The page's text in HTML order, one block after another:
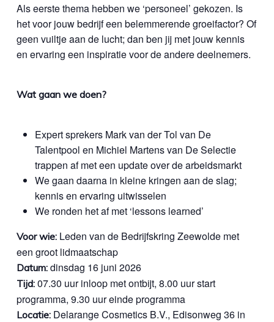
Als eerste thema hebben we ‘personeel’ gekozen. Is
het voor jouw bedrijf een belemmerende groeifactor? Of
geen vuiltje aan de lucht; dan ben jij met jouw kennis
en ervaring een inspiratie voor de andere deelnemers.
Wat gaan we doen?
Expert sprekers Mark van der Tol van De
Talentpool en Michiel Martens van De Selectie
trappen af met een update over de arbeidsmarkt
We gaan daarna in kleine kringen aan de slag;
kennis en ervaring uitwisselen
We ronden het af met ‘lessons learned’
Voor wie:Leden van de Bedrijfskring Zeewolde met
een groot lidmaatschap
Datum: dinsdag 16 juni 2026
Tijd:07.30 uur inloop met ontbijt, 8.00 uur start
programma, 9.30 uur einde programma
Locatie:Delarange Cosmetics B.V., Edisonweg 36 in